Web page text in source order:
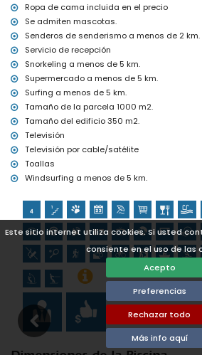
Este sitio internet utiliza cookies. Si usted
consiente en el uso de las
Acepto
Preferencias
Rechazar todo
Más info aquí
tenis, senderismo, ciclismo de
piragüismo, kayak, pesca, buceo,
acuático (a menos de 5 kilómetros de la
golf (Club de Golf La Sella, Denia) y
kilómetros de la villa)
Ropa de cama incluida en el precio
Se admiten mascotas.
Senderos de senderismo a menos de 2 km.
Servicio de recepción
Snorkeling a menos de 5 km.
Supermercado a menos de 5 km.
Surfing a menos de 5 km.
Tamaño de la parcela 1000 m2.
Tamaño del edificio 350 m2.
Televisión
Televisión por cable/satélite
Toallas
Windsurfing a menos de 5 km.